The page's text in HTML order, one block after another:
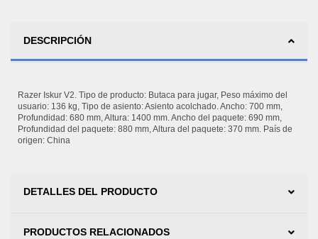
DESCRIPCIÓN
Razer Iskur V2. Tipo de producto: Butaca para jugar, Peso máximo del
usuario: 136 kg, Tipo de asiento: Asiento acolchado. Ancho: 700 mm,
Profundidad: 680 mm, Altura: 1400 mm. Ancho del paquete: 690 mm,
Profundidad del paquete: 880 mm, Altura del paquete: 370 mm. País de
origen: China
DETALLES DEL PRODUCTO
PRODUCTOS RELACIONADOS